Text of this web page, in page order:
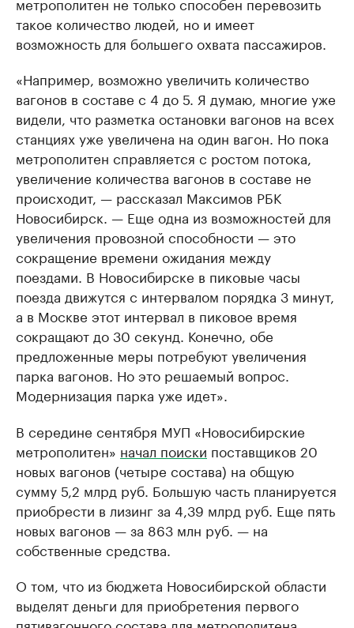
такое количество людей, но и имеет
возможность для большего охвата пассажиров.
«Например, возможно увеличить количество
вагонов в составе с 4 до 5. Я думаю, многие уже
видели, что разметка остановки вагонов на всех
станциях уже увеличена на один вагон. Но пока
метрополитен справляется с ростом потока,
увеличение количества вагонов в составе не
происходит, — рассказал Максимов РБК
Новосибирск. — Еще одна из возможностей для
увеличения провозной способности — это
сокращение времени ожидания между
поездами. В Новосибирске в пиковые часы
поезда движутся с интервалом порядка 3 минут,
а в Москве этот интервал в пиковое время
сокращают до 30 секунд. Конечно, обе
предложенные меры потребуют увеличения
парка вагонов. Но это решаемый вопрос.
Модернизация парка уже идет».
В середине сентября МУП «Новосибирские
метрополитен» начал поиски поставщиков 20
новых вагонов (четыре состава) на общую
сумму 5,2 млрд руб. Большую часть планируется
приобрести в лизинг за 4,39 млрд руб. Еще пять
новых вагонов — за 863 млн руб. — на
собственные средства.
О том, что из бюджета Новосибирской области
выделят деньги для приобретения первого